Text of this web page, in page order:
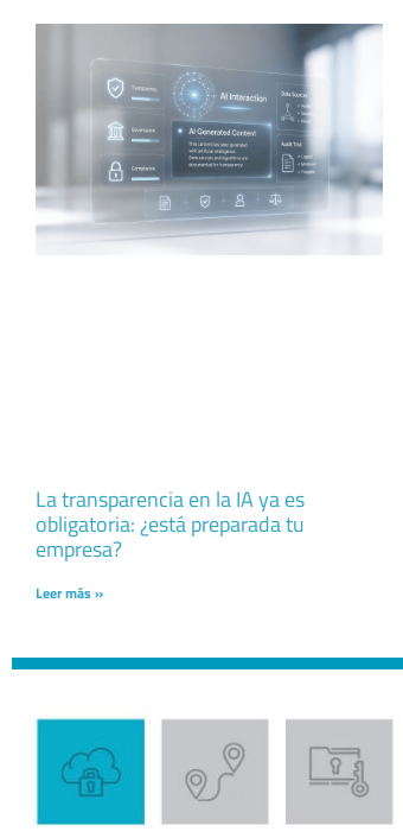
La transparencia en la IA ya es
obligatoria: ¿está preparada tu
empresa?
Leer más »